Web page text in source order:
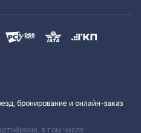
бронирование и онлайн-заказ
в том числе